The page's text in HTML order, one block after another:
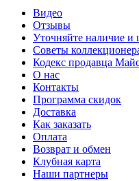
Видео
Отзывы
Уточняйте наличие и
Советы
Кодекс продавца
О нас
Контакты
Программа скидок
Доставка
Как заказать
Оплата
Возврат и обмен
Клубная карта
Наши партнеры